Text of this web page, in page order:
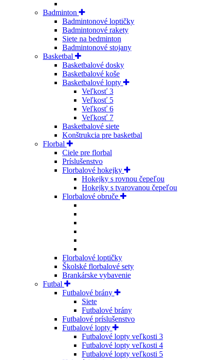
Badminton
Badmintonové loptičky
Badmintonové rakety
Siete na bedminton
Badmintonové stojany
Basketbal
Basketbalové dosky
Basketbalové koše
Basketbalové lopty
Veľkosť 3
Veľkosť 5
Veľkosť 6
Veľkosť 7
Basketbalové siete
Konštrukcia pre basketbal
Florbal
Ciele pre florbal
Príslušenstvo
Florbalové hokejky
Hokejky s rovnou čepeľou
Hokejky s tvarovanou čepeľou
Florbalové obruče
Florbalové loptičky
Školské florbalové sety
Brankárske vybavenie
Futbal
Futbalové brány
Siete
Futbalové brány
Futbalové príslušenstvo
Futbalové lopty
Futbalové lopty veľkosti 3
Futbalové lopty veľkosti 4
Futbalové lopty veľkosti 5